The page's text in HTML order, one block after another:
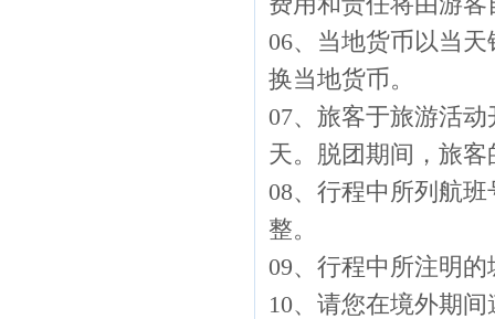
06、当地货币以当
换当地货币。
07、旅客于旅游活
天。脱团期间，旅
08、行程中所列航
整。
09、行程中所注明
10、请您在境外期